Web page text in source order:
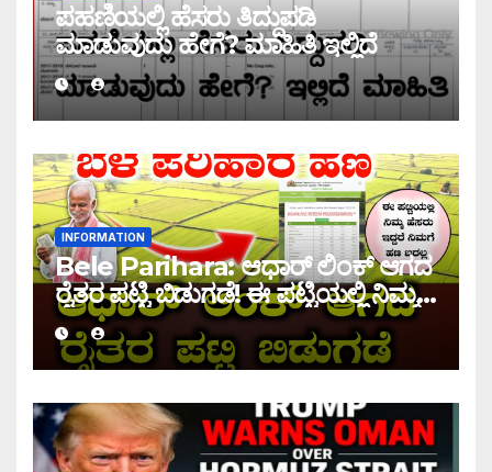
ಪಹಣಿಯಲ್ಲಿ ಹೆಸರು ತಿದ್ದುಪಡಿ
ಮಾಡುವುದು ಹೇಗೆ? ಮಾಹಿತಿ ಇಲ್ಲಿದೆ
INFORMATION
Bele Parihara: ಆಧಾರ್ ಲಿಂಕ್ ಆಗದ
ರೈತರ ಪಟ್ಟಿ ಬಿಡುಗಡೆ! ಈ ಪಟ್ಟಿಯಲ್ಲಿ ನಿಮ್ಮ
ಹೆಸರು ಇದ್ದರೆ ನಿಮಗೆ ಹಣ ಜಮಾ ಆಗಲ್ಲ !